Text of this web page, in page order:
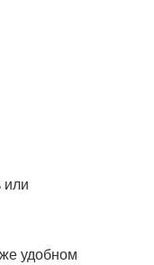
или
удобном